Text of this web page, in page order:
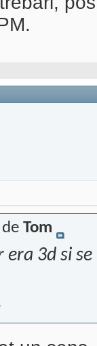
Tom
era 3d si